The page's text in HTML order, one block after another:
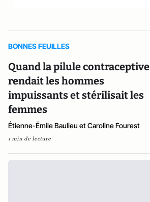
BONNES FEUILLES
Quand la pilule contraceptive
rendait les hommes
impuissants et stérilisait les
femmes
Étienne-Émile Baulieu et Caroline Fourest
1 min de lecture